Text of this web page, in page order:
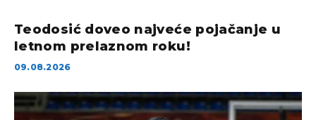
Teodosić doveo najveće pojačanje u
letnom prelaznom roku!
09.08.2026